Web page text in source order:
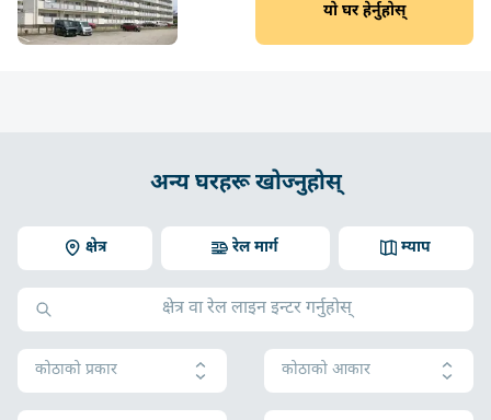
यो घर हेर्नुहोस्
अन्य घरहरू खोज्नुहोस्
क्षेत्र म्याप
रेल मार्ग
कोठाको प्रकार कोठाको आकार